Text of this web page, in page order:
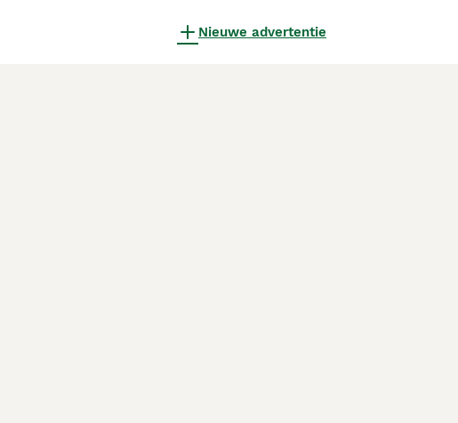
Nieuwe advertentie